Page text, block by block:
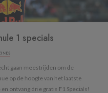
1 specials
gaan meestrijden om de
op de hoogte van het laatste
ontvang drie gratis F1 Specials!